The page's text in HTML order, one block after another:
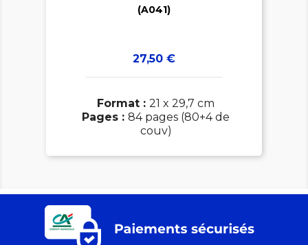
(A041)
Prix
27,50 €
Format : 21 x 29,7 cm
Pages : 84 pages (80+4 de
couv)